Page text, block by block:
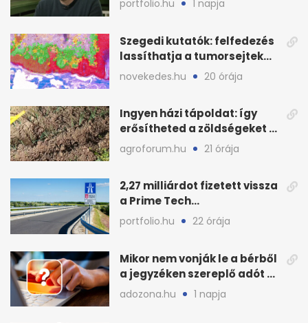
portfolio.hu 1 napja
Szegedi kutatók: felfedezés
lassíthatja a tumorsejtek
terjedését
novekedes.hu 20 órája
Ingyen házi tápoldat: így
erősítheted a zöldségeket a
hőhullám után
agroforum.hu 21 órája
2,27 milliárdot fizetett vissza
a Prime Tech
Magántőkealap az
államnak
portfolio.hu 22 órája
Mikor nem vonják le a bérből
a jegyzéken szereplő adót és
járulékot?
adozona.hu 1 napja